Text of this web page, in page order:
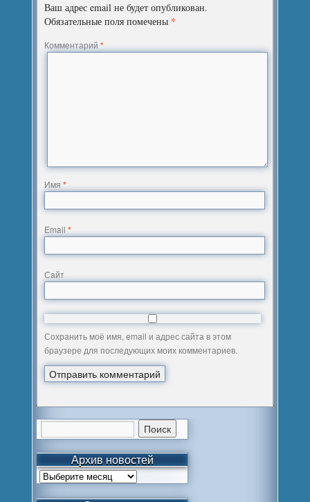
Ваш адрес email не будет опубликован.
Обязательные поля помечены *
Комментарий*
Имя*
Email*
Сайт
Сохранить моё имя, email и адрес сайта в этом
браузере для последующих моих комментариев.
Архив новостей